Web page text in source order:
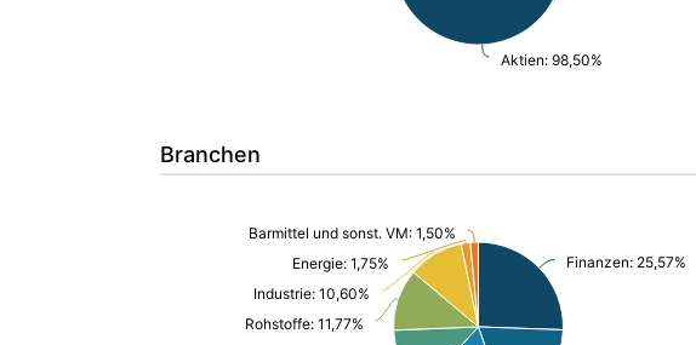
Aktien: 98,50%
Branchen
Finanzen: 25,57%
Rohstoffe: 11,77%
Industrie: 10,60%
Energie: 1,75%
Barmittel und sonst. VM: 1,50%